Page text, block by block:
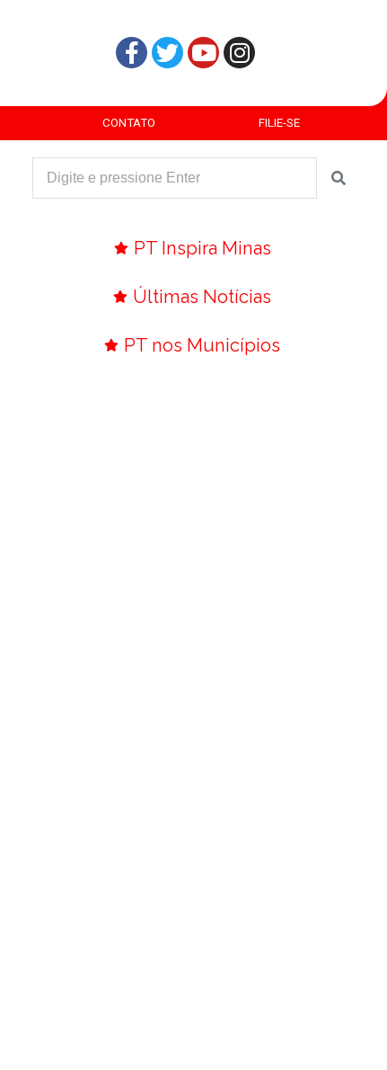
CONTATO FILIE-SE
PT Inspira Minas
Últimas Notícias
PT nos Municípios